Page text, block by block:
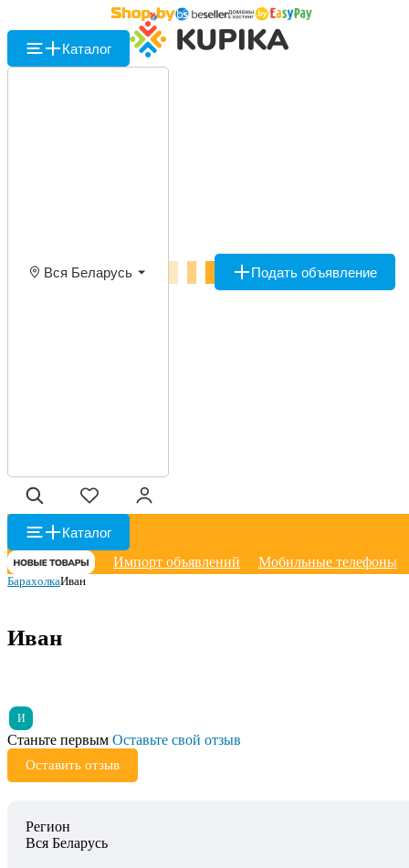
Каталог
Вся Беларусь Подать объявление
Каталог
Импорт объявлений
Мобильные телефоны
БарахолкаИван
Иван
И
Станьте первым Оставьте свой отзыв
Оставить отзыв
Регион
Вся Беларусь